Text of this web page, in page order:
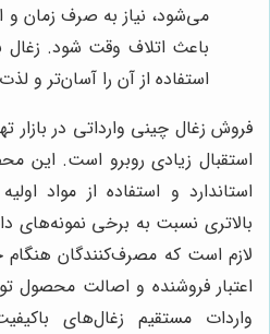
می‌شود، نیاز به صرف زمان و
باعث اتلاف وقت شود.
استفاده از آن را آسان‌تر و
فروش زغال چینی وارداتی در بازار
استقبال زیادی روبرو است. این
استاندارد و استفاده از مواد
بالاتری نسبت به برخی نمونه‌های
لازم است که مصرف‌کنندگان هنگام
اعتبار فروشنده و اصالت محصول
واردات مستقیم زغال‌های